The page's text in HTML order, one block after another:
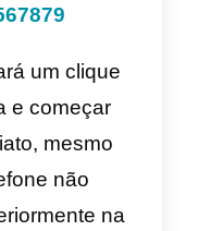
pela marca.
potenciais
para
e abrir uma